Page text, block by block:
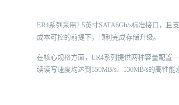
ER4系列采用2.5英寸SATA6Gb/s标准接口，
成本可控的前提下，顺利完成存储升级。
在核心规格方面，ER4系列提供两种容量配置
续读写速度均达到550MB/s、530MB/s的高性能